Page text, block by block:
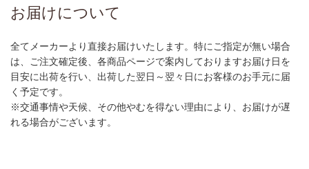
お届けについて
全てメーカーより直接お届けいたします。特にご指定が無い場合
は、ご注文確定後、各商品ページで案内しておりますお届け日を
目安に出荷を行い、出荷した翌日～翌々日にお客様のお手元に届
く予定です。
※交通事情や天候、その他やむを得ない理由により、お届けが遅
れる場合がございます。